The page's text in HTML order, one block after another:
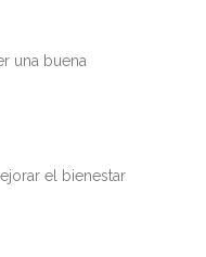
una buena
el bienestar